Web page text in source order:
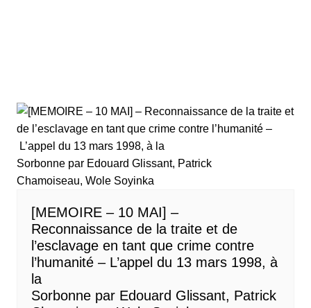
[MEMOIRE – 10 MAI] –
Reconnaissance de la traite et de
l’esclavage en tant que crime contre
l’humanité – L’appel du 13 mars 1998, à
la
Sorbonne par Edouard Glissant, Patrick